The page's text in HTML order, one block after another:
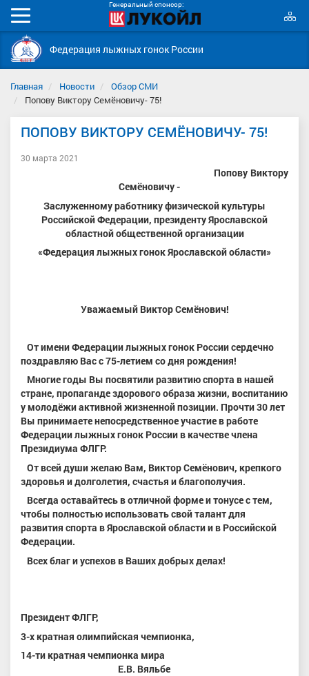
Генеральный спонсор:
Мобильное
меню
Федерация лыжных гонок России
Главная Новости
Обзор СМИ
Попову Виктору Семёновичу- 75!
ПОПОВУ ВИКТОРУ СЕМЁНОВИЧУ- 75!
30 марта 2021
Попову Виктору
Семёновичу -
Заслуженному работнику физической культуры
Российской Федерации, президенту Ярославской
областной общественной организации
«Федерация лыжных гонок Ярославской области»
Уважаемый Виктор Семёнович!
От имени Федерации лыжных гонок России сердечно
поздравляю Вас с 75-летием со дня рождения!
Многие годы Вы посвятили развитию спорта в нашей
стране, пропаганде здорового образа жизни, воспитанию
у молодёжи активной жизненной позиции. Прочти 30 лет
Вы принимаете непосредственное участие в работе
Федерации лыжных гонок России в качестве члена
Президиума ФЛГР.
От всей души желаю Вам, Виктор Семёнович, крепкого
здоровья и долголетия, счастья и благополучия.
Всегда оставайтесь в отличной форме и тонусе с тем,
чтобы полностью использовать свой талантдля
развития спорта в Ярославской области и в Российской
Федерации.
Всех благ и успехов в Ваших добрых делах!
Президент ФЛГР,
3-х кратная олимпийская чемпионка,
14-ти кратная чемпионка мира
Е.В. Вяльбе